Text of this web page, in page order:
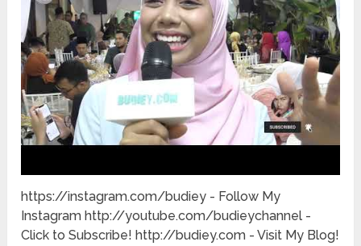
https://instagram.com/budiey - Follow My
Instagram http://youtube.com/budieychannel -
Click to Subscribe! http://budiey.com - Visit My Blog!